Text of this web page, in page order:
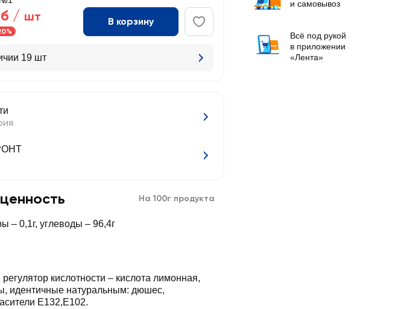
/ шт В корзину
19 шт
На 100г продукта
– 0,1г, углеводы – 96,4г
кислотности – кислота лимонная,
идентичные натуральным: дюшес,
E132,Е102.
и самовывоз
Всё под рукой
в приложении
«Лента»